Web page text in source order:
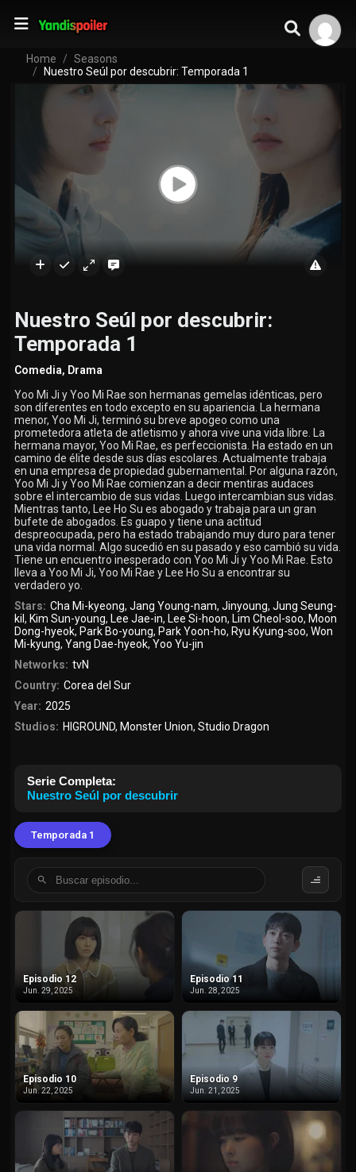
Home
Seasons
Nuestro Seúl por descubrir: Temporada 1
Nuestro Seúl por descubrir:
Temporada 1
Comedia, Drama
Yoo Mi Ji y Yoo Mi Rae son hermanas gemelas idénticas, pero
son diferentes en todo excepto en su apariencia. La hermana
menor, Yoo Mi Ji, terminó su breve apogeo como una
prometedora atleta de atletismo y ahora vive una vida libre. La
hermana mayor, Yoo Mi Rae, es perfeccionista. Ha estado en un
camino de élite desde sus días escolares. Actualmente trabaja
en una empresa de propiedad gubernamental. Por alguna razón,
Yoo Mi Ji y Yoo Mi Rae comienzan a decir mentiras audaces
sobre el intercambio de sus vidas. Luego intercambian sus vidas.
Mientras tanto, Lee Ho Su es abogado y trabaja para un gran
bufete de abogados. Es guapo y tiene una actitud
despreocupada, pero ha estado trabajando muy duro para tener
una vida normal. Algo sucedió en su pasado y eso cambió su vida.
Tiene un encuentro inesperado con Yoo Mi Ji y Yoo Mi Rae. Esto
lleva a Yoo Mi Ji, Yoo Mi Rae y Lee Ho Su a encontrar su
verdadero yo.
Stars: Cha Mi-kyeong, Jang Young-nam, Jinyoung, Jung Seung-
kil, Kim Sun-young, Lee Jae-in, Lee Si-hoon, Lim Cheol-soo, Moon
Dong-hyeok, Park Bo-young, Park Yoon-ho, Ryu Kyung-soo,Won
Mi-kyung,Yang Dae-hyeok,Yoo Yu-jin
Networks: tvN
Country: Corea del Sur
Year: 2025
Studios: HIGROUND, Monster Union, Studio Dragon
Serie Completa:
Nuestro Seúl por descubrir
Temporada 1
Episodio 12
Jun. 29, 2025
Episodio 11
Jun. 28, 2025
Episodio 10
Jun. 22, 2025
Episodio 9
Jun. 21, 2025